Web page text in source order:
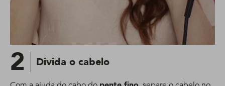
2 Divida o cabelo